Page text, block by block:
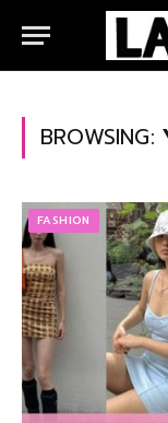
BROWSING:
FASHION